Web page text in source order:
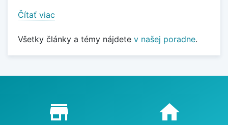
Čítať viac
Všetky články a témy nájdete v našej poradne.
Proč nakupovat u nás?
store_mall_directory home